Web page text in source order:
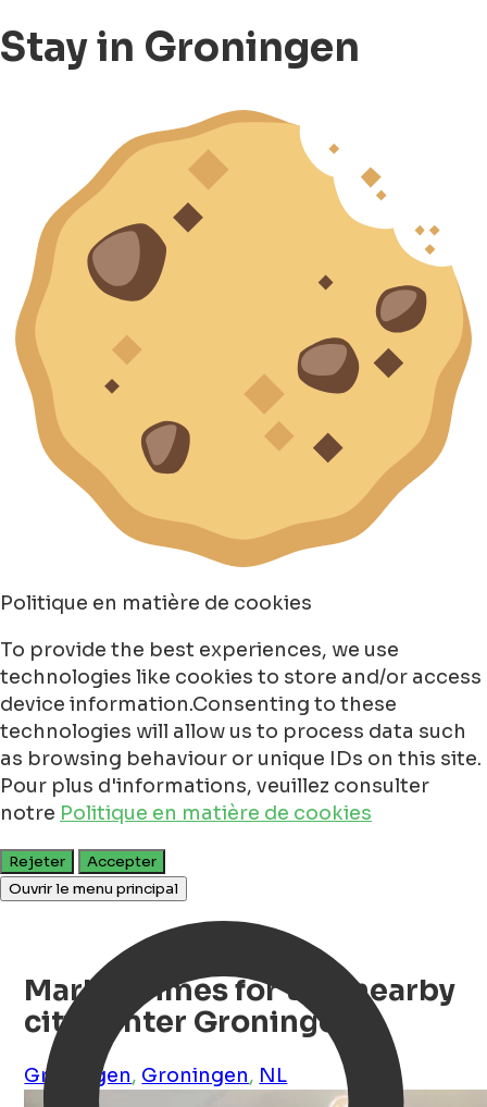
Stay in Groningen
Politique en matière de cookies
To provide the best experiences, we use
technologies like cookies to store and/or access
device information.Consenting to these
technologies will allow us to process data such
as browsing behaviour or unique IDs on this site.
Pour plus d'informations, veuillez consulter
notre Politique en matière de cookies
Rejeter
Accepter
Ouvrir le menu principal
Marble Times for two nearby
city center Groningen
Groningen, Groningen, NL